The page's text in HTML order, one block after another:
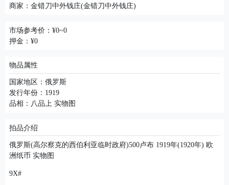
商家： 金错刀中外钱庄(金错刀中外钱庄)
市场参考价：¥0~0
押金：¥0
物品属性
国家地区：俄罗斯
发行年份：1919
品相：八品上 实物图
拍品介绍
俄罗斯(高尔察克的西伯利亚临时政府)500卢布 1919年(1920年) 欧
洲纸币 实物图
9X#